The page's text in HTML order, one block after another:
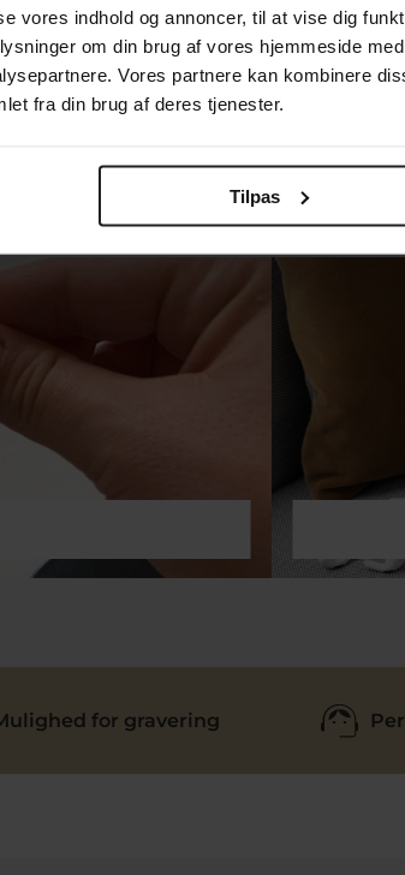
vores indhold og annoncer, til at vise dig
om din brug af vores hjemmeside
Vores partnere kan kombinere
fra din brug af deres tjenester.
Tilpas
kr 316,00
Måske er det her
for gravering